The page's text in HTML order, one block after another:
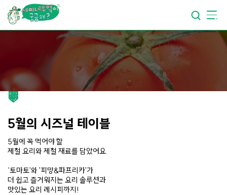
요리가건강해지는 부엌
요리가 쉬워지는 부엌
5월의 시즈널 테이블
5월에 꼭 먹어야 할
제철 요리와 제철 재료를 담았어요.
‘토마토'와 '피망&파프리카'가
더 쉽고 즐거워지는 요리 솔루션과
맛있는 요리 레시피까지!